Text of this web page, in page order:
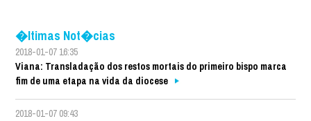
�ltimas Not�cias
2018-01-07 16:35
Viana: Transladação dos restos mortais do primeiro bispo marca
fim de uma etapa na vida da diocese
2018-01-07 09:43